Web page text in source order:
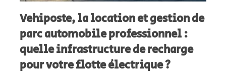
Vehiposte, la location et gestion de
parc automobile professionnel :
quelle infrastructure de recharge
pour votre flotte électrique ?